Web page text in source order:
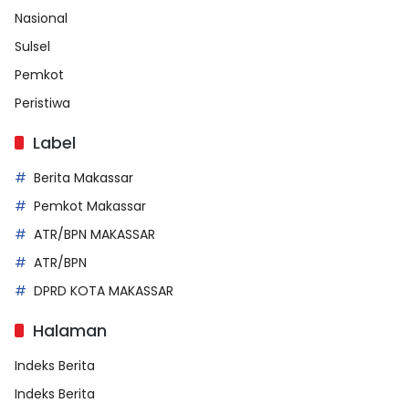
Nasional
Sulsel
Pemkot
Peristiwa
Label
Berita Makassar
Pemkot Makassar
ATR/BPN MAKASSAR
ATR/BPN
DPRD KOTA MAKASSAR
Halaman
Indeks Berita
Indeks Berita